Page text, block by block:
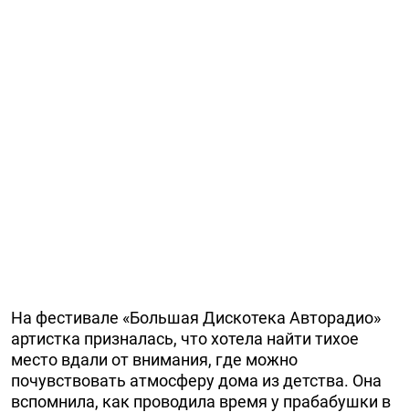
На фестивале «Большая Дискотека Авторадио»
артистка призналась, что хотела найти тихое
место вдали от внимания, где можно
почувствовать атмосферу дома из детства. Она
вспомнила, как проводила время у прабабушки в